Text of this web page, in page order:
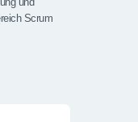
Scrum